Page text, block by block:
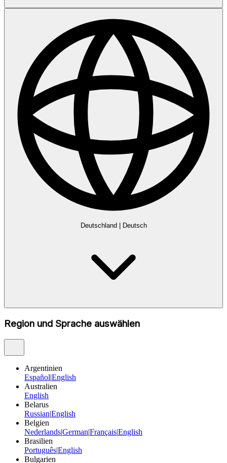
Deutschland Deutsch
Region und Sprache auswählen
Argentinien
Español|English
Australien
English
Belarus
Russian|English
Belgien
Nederlands|German|Français|English
Brasilien
Português|English
Bulgarien